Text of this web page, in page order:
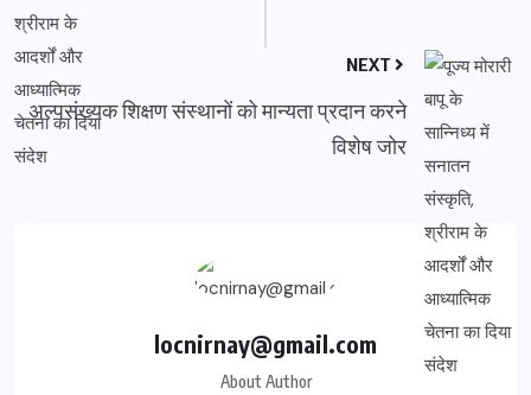
NEXT
अल्पसंख्यक शिक्षण संस्थानों को मान्यता प्रदान करने
विशेष जोर
locnirnay@gmail.com
About Author